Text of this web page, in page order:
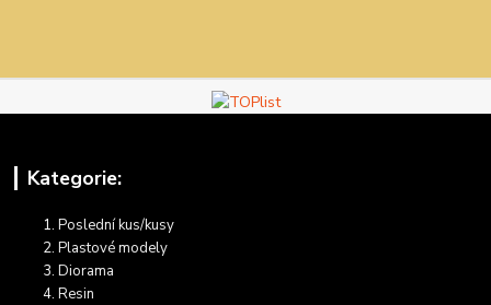
Kategorie:
Poslední kus/kusy
Plastové modely
Diorama
Resin